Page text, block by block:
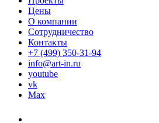
Цены
О компании
Сотрудничество
Контакты
+7 (499) 350-31-94
info@art-in.ru
youtube
vk
Max